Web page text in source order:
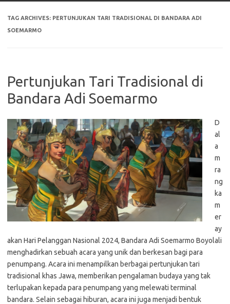
TAG ARCHIVES: PERTUNJUKAN TARI TRADISIONAL DI BANDARA ADI
SOEMARMO
Pertunjukan Tari Tradisional di
Bandara Adi Soemarmo
D
al
a
m
ra
ng
ka
m
er
ay
akan Hari Pelanggan Nasional 2024, Bandara Adi Soemarmo Boyolali
menghadirkan sebuah acara yang unik dan berkesan bagi para
penumpang. Acara ini menampilkan berbagai pertunjukan tari
tradisional khas Jawa, memberikan pengalaman budaya yang tak
terlupakan kepada para penumpang yang melewati terminal
bandara. Selain sebagai hiburan, acara ini juga menjadi bentuk